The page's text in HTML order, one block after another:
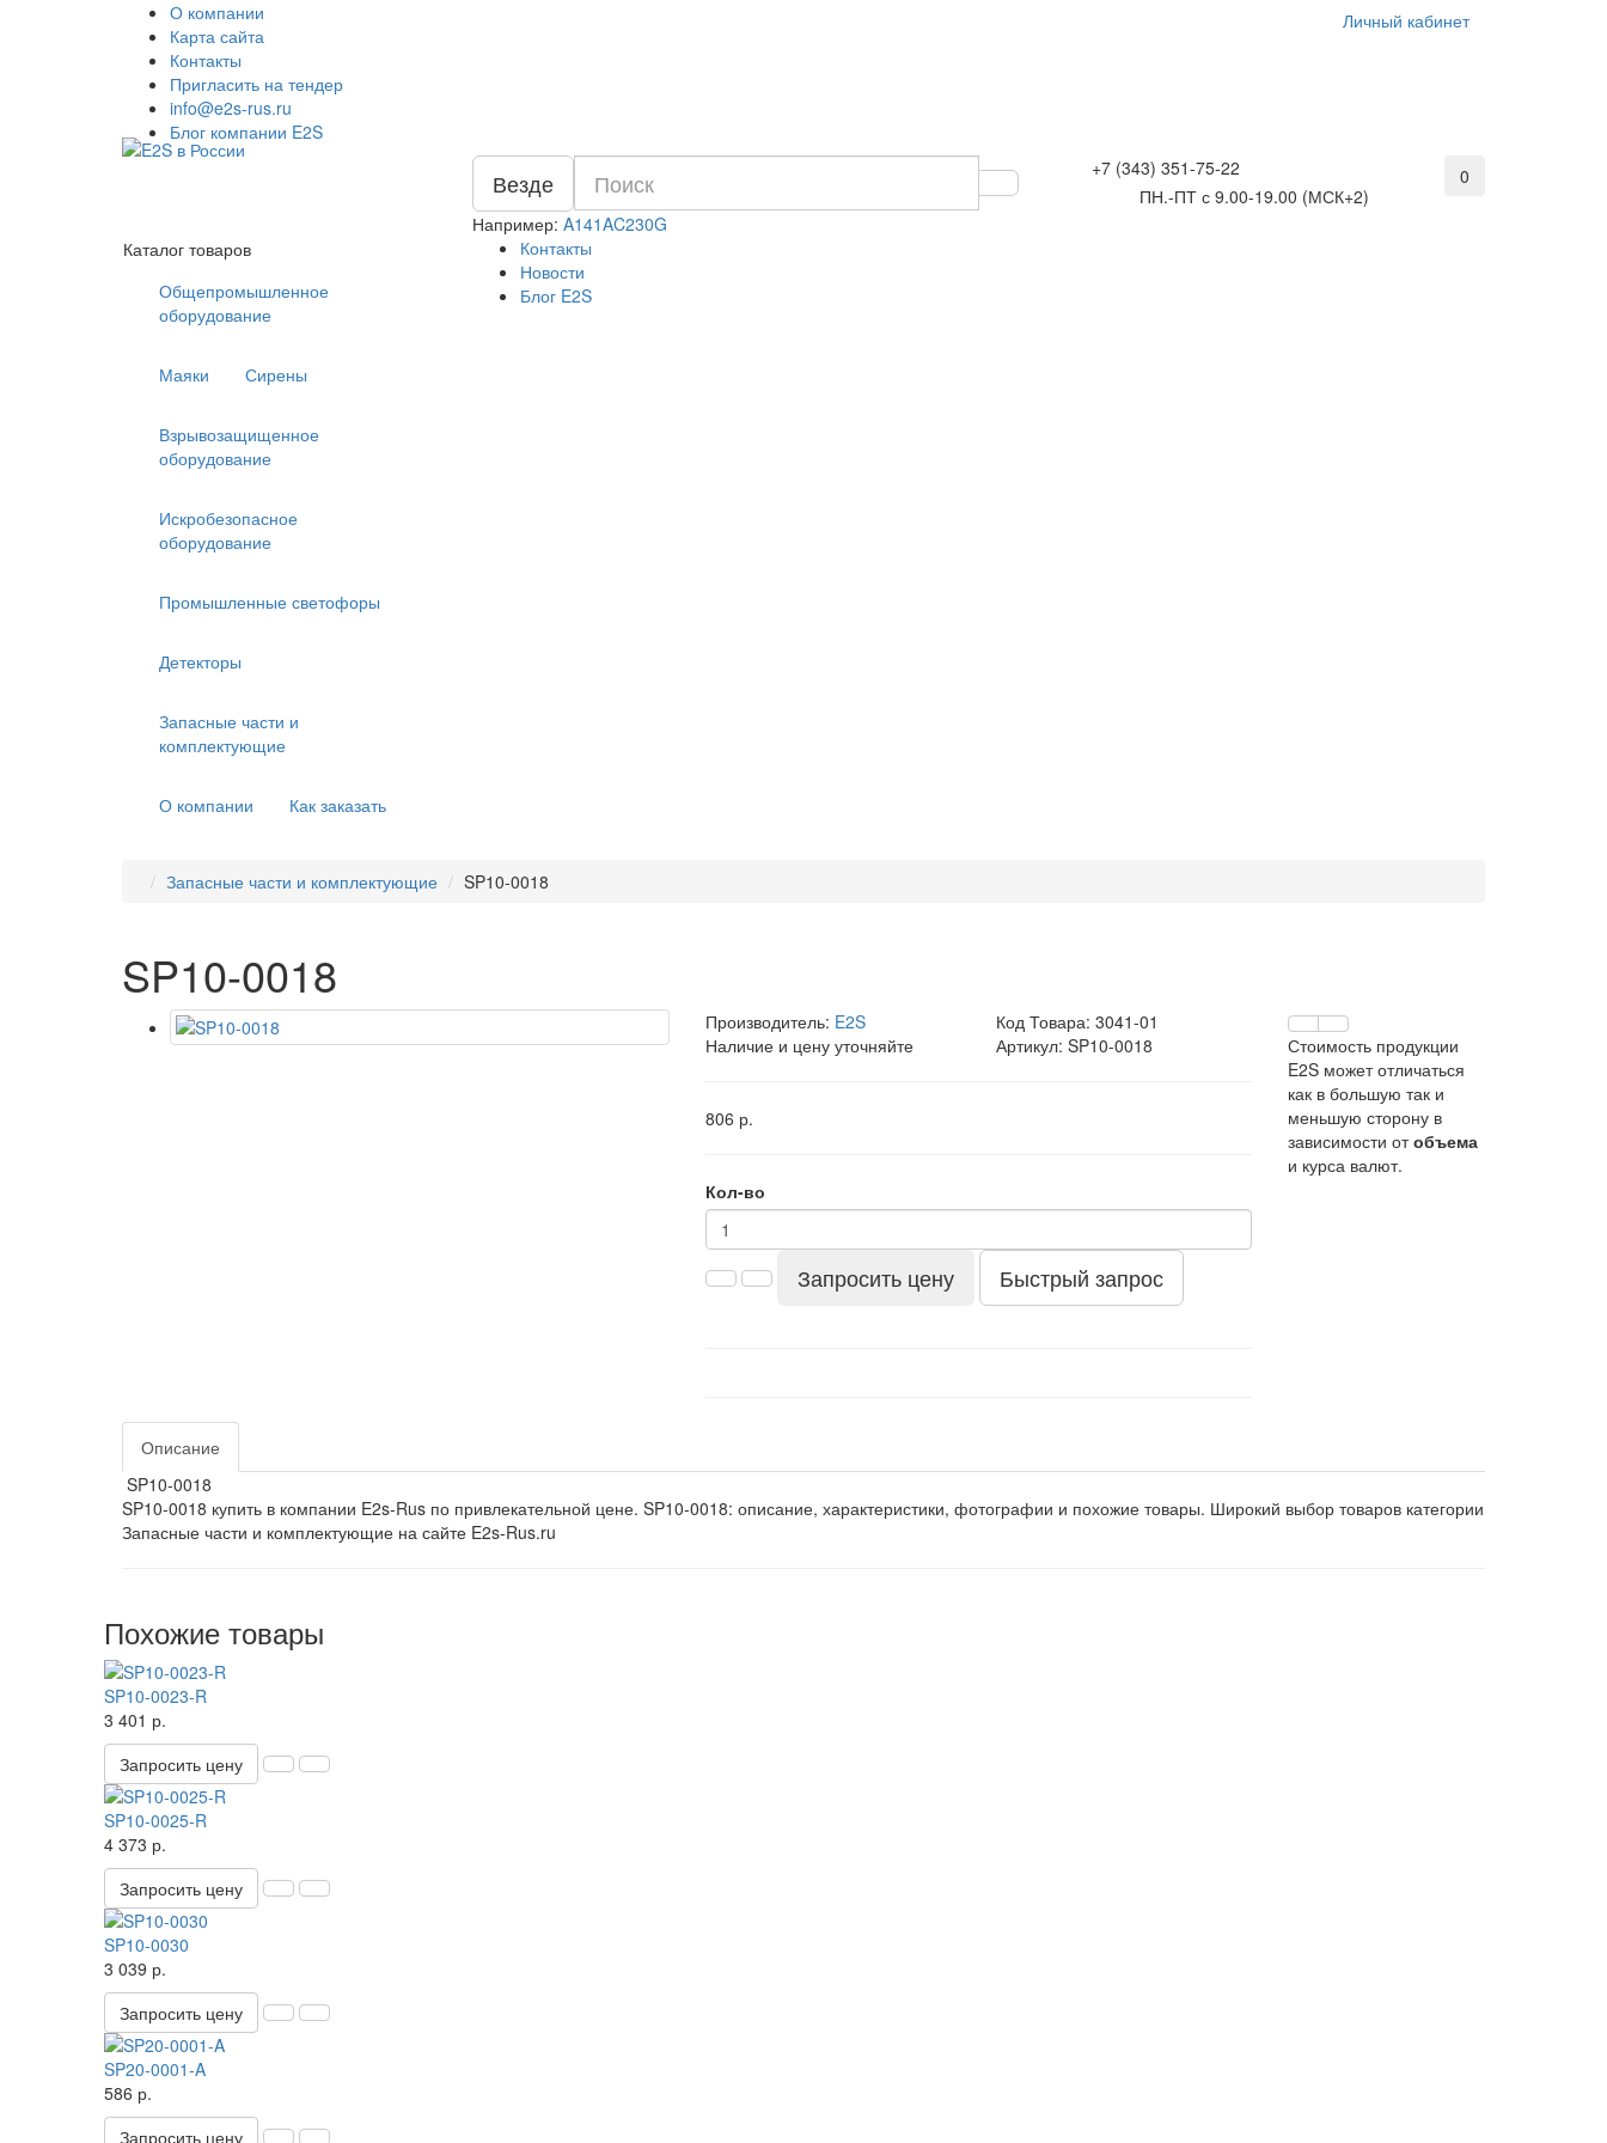
Личный кабинет
О компании
Карта сайта
Контакты
Пригласить на тендер
info@e2s-rus.ru
Блог компании E2S
+7 (343) 351-75-22
ПН.-ПТ с 9.00-19.00 (МСК+2)
0
Везде
Например: A141AC230G
Контакты
Новости
Блог E2S
Каталог товаров
Общепромышленное
оборудование
Маяки Сирены
Взрывозащищенное
оборудование
Искробезопасное
оборудование
Промышленные светофоры
Детекторы
Запасные части и
комплектующие
О компании Как заказать
Запасные части и комплектующие SP10-0018
SP10-0018
Производитель: E2S Код Товара:3041-01
Наличие и цену уточняйте
Артикул: SP10-0018
806 р.
Кол-во
Запросить цену Быстрый запрос
Стоимость продукции
E2S может отличаться
как в большую так и
меньшую сторону в
зависимости отобъема
и курса валют.
Описание
SP10-0018
SP10-0018 купить в компании E2s-Rus по привлекательной цене. SP10-0018: описание, характеристики, фотографии и похожие товары. Широкий выбор товаров категории
Запасные части и комплектующие на сайте E2s-Rus.ru
Похожие товары
SP10-0023-R
3 401 р.
Запросить цену
SP10-0025-R
4 373 р.
Запросить цену
SP10-0030
3 039 р.
Запросить цену
SP20-0001-A
586 р.
Запросить цену